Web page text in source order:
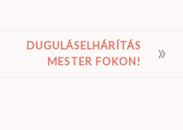
DUGULÁSELHÁRÍTÁS
MESTER FOKON!